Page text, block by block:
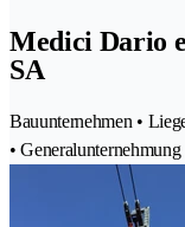
Medici Dario
SA
Bauunternehmen •
• Generalunternehmung